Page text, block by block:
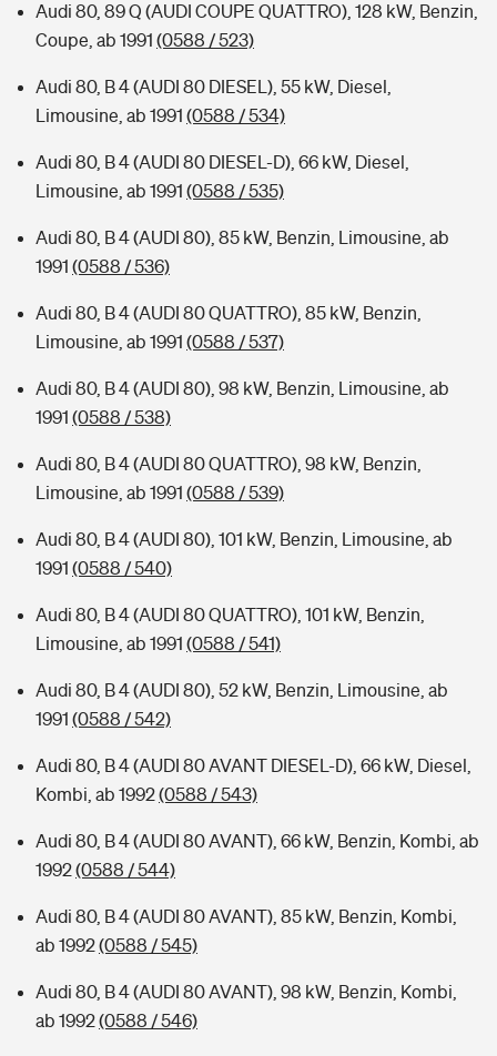
Audi 80, 89 Q (AUDI COUPE QUATTRO), 128 kW, Benzin,
Coupe, ab 1991 (0588 / 523)
Audi 80, B 4 (AUDI 80 DIESEL), 55 kW, Diesel,
Limousine, ab 1991 (0588 / 534)
Audi 80, B 4 (AUDI 80 DIESEL-D), 66 kW, Diesel,
Limousine, ab 1991 (0588 / 535)
Audi 80, B 4 (AUDI 80), 85 kW, Benzin, Limousine, ab
1991 (0588 / 536)
Audi 80, B 4 (AUDI 80 QUATTRO), 85 kW, Benzin,
Limousine, ab 1991 (0588 / 537)
Audi 80, B 4 (AUDI 80), 98 kW, Benzin, Limousine, ab
1991 (0588 / 538)
Audi 80, B 4 (AUDI 80 QUATTRO), 98 kW, Benzin,
Limousine, ab 1991 (0588 / 539)
Audi 80, B 4 (AUDI 80), 101 kW, Benzin, Limousine, ab
1991 (0588 / 540)
Audi 80, B 4 (AUDI 80 QUATTRO), 101 kW, Benzin,
Limousine, ab 1991 (0588 / 541)
Audi 80, B 4 (AUDI 80), 52 kW, Benzin, Limousine, ab
1991 (0588 / 542)
Audi 80, B 4 (AUDI 80 AVANT DIESEL-D), 66 kW, Diesel,
Kombi, ab 1992(0588 / 543)
Audi 80, B 4 (AUDI 80 AVANT), 66 kW, Benzin, Kombi, ab
1992(0588 / 544)
Audi 80, B 4 (AUDI 80 AVANT), 85 kW, Benzin, Kombi,
ab 1992(0588 / 545)
Audi 80, B 4 (AUDI 80 AVANT), 98 kW, Benzin, Kombi,
ab 1992(0588 / 546)